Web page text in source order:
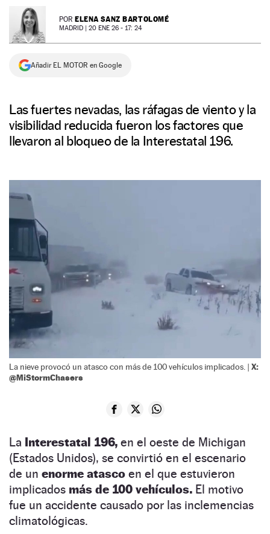
NEWSLETTER POR ELENA SANZ BARTOLOMÉ
MADRID | 20 ENE 26 - 17: 24
Añadir EL MOTOR en Google
Las fuertes nevadas, las ráfagas de viento y la
visibilidad reducida fueron los factores que
llevaron al bloqueo de la Interestatal 196.
La nieve provocó un atasco con más de 100 vehículos implicados. | X:
@MiStormChasers
La Interestatal 196, en el oeste de Michigan
(Estados Unidos), se convirtió en el escenario
de un enorme atasco en el que estuvieron
implicados más de 100 vehículos. El motivo
fue un accidente causado por las inclemencias
climatológicas.